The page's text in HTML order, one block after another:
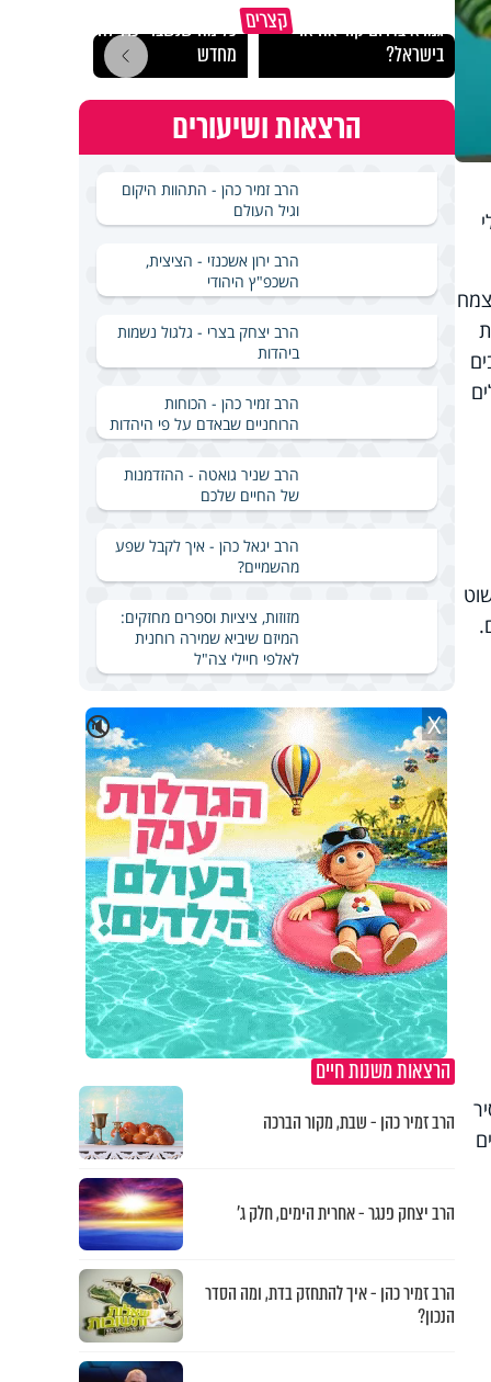
קצרים גמרא בדרום קוריאה או
בישראל?
כל מה שנשבר יכול להיבנות
מחדש
הרצאות ושיעורים
הרב זמיר כהן - התהוות היקום
וגיל העולם
הרב ירון אשכנזי - הציצית,
השכפ"ץ היהודי
הרב יצחק בצרי - גלגול נשמות
ביהדות
הרב זמיר כהן - הכוחות
הרוחניים שבאדם על פי היהדות
הרב שניר גואטה - ההזדמנות
של החיים שלכם
הרב יגאל כהן - איך לקבל שפע
מהשמיים?
מזוזות, ציציות וספרים מחזקים:
המיזם שיביא שמירה רוחנית
לאלפי חיילי צה"ל
🔇 X
הרצאות משנות חיים
הרב זמיר כהן - שבת, מקור הברכה
הרב יצחק פנגר - אחרית הימים, חלק ג’
הרב זמיר כהן - איך להתחזק בדת, ומה הסדר
הנכון?